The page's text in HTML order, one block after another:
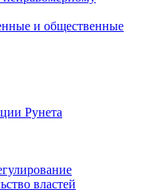
и общественные
Рунета
властей